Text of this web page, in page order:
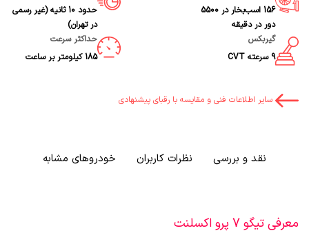
156 اسب‌بخار در 5500
دور در دقیقه
حدود 10 ثانیه (غیر رسمی
در تهران)
گیربکس
9 سرعته CVT
حداکثر سرعت
185 کیلومتر بر ساعت
سایر اطلاعات فنی و مقایسه با رقبای پیشنهادی
نقد و بررسی نظرات کاربران خودروهای مشابه
معرفی تیگو 7 پرو اکسلنت